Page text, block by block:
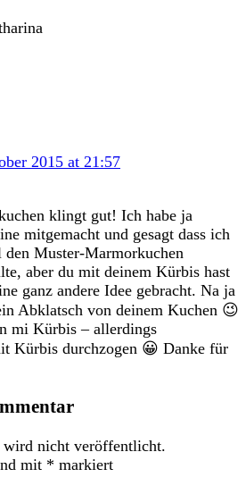
2015 at 21:57
klingt gut! Ich habe ja
mitgemacht und gesagt dass ich
den Muster-Marmorkuchen
aber du mit deinem Kürbis hast
ganz andere Idee gebracht. Na ja
Abklatsch von deinem Kuchen 😉
mi Kürbis – allerdings
Kürbis durchzogen 😀 Danke für
nicht veröffentlicht.
mit * markiert